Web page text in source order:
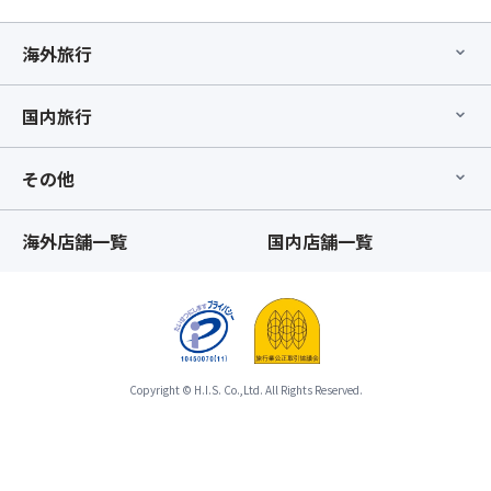
海外旅行
国内旅行
その他
海外店舗一覧 国内店舗一覧
Copyright © H.I.S. Co.,Ltd. All Rights Reserved.